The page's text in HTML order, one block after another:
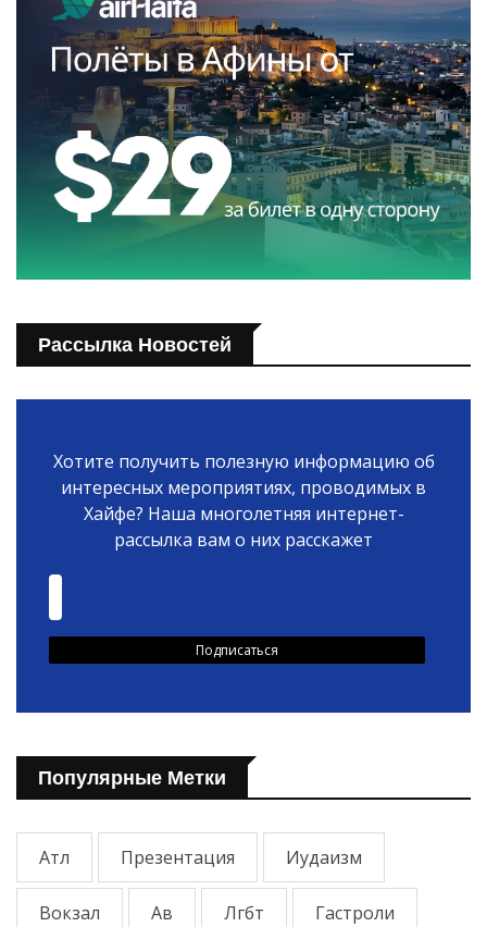
Рассылка Новостей
Хотите получить полезную информацию об
интересных мероприятиях, проводимых в
Хайфе? Наша многолетняя интернет-
рассылка вам о них расскажет
Популярные Метки
Атл Презентация Иудаизм
Вокзал Ав Лгбт Гастроли